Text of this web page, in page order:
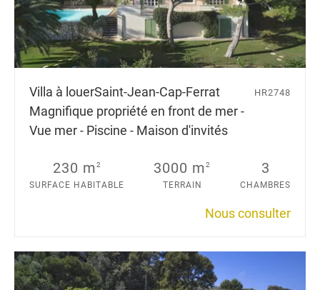
Villa à louerSaint-Jean-Cap-Ferrat
Magnifique propriété en front de mer -
Vue mer - Piscine - Maison d'invités
HR2748
230 m2
SURFACE HABITABLE
3000 m2
TERRAIN
3
CHAMBRES
Nous consulter